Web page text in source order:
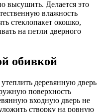
высушить. Делается это
влажность
стеклопакет окошко,
на петли дверного
обивкой
деревянную дверь
поверхность
входную дверь не
створку на ровную